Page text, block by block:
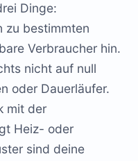
Dinge:
zu bestimmten
Verbraucher hin.
nicht auf null
oder Dauerläufer.
mit der
Heiz- oder
sind deine